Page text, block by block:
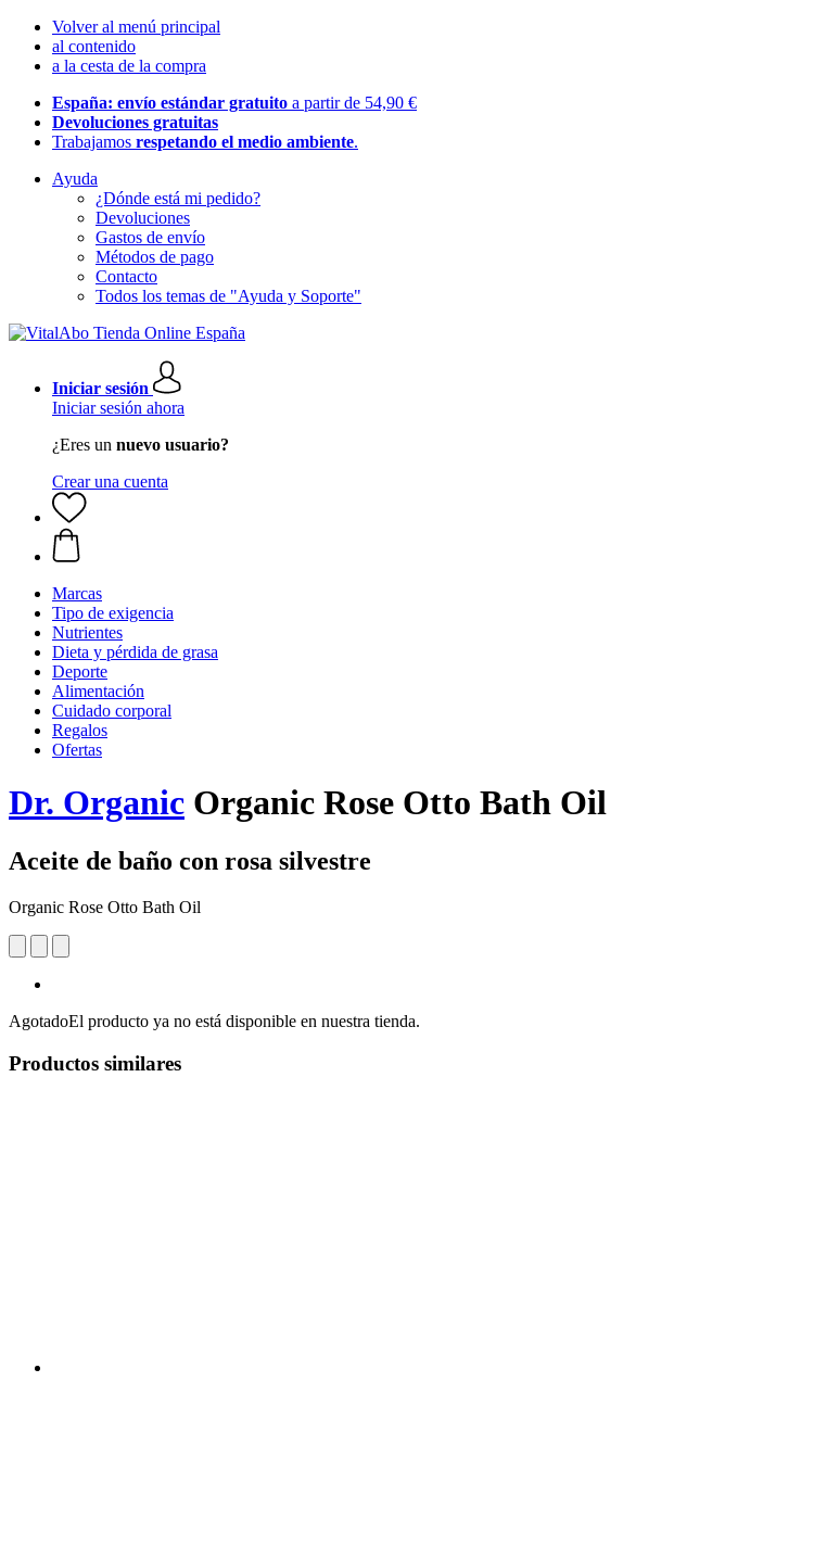
Volver al menú principal
al contenido
a la cesta de la compra
España: envío estándar gratuito a partir de 54,90 €
Devoluciones gratuitas
Trabajamos respetando el medio ambiente.
Ayuda
¿Dónde está mi pedido?
Devoluciones
Gastos de envío
Métodos de pago
Contacto
Todos los temas de "Ayuda y Soporte"
Iniciar sesión
Iniciar sesión ahora
¿Eres un nuevo usuario?
Crear una cuenta
Marcas
Tipo de exigencia
Nutrientes
Dieta y pérdida de grasa
Deporte
Alimentación
Cuidado corporal
Regalos
Ofertas
Dr. Organic Organic Rose Otto Bath Oil
Aceite de baño con rosa silvestre
Organic Rose Otto Bath Oil
AgotadoEl producto ya no está disponible en nuestra tienda.
Productos similares